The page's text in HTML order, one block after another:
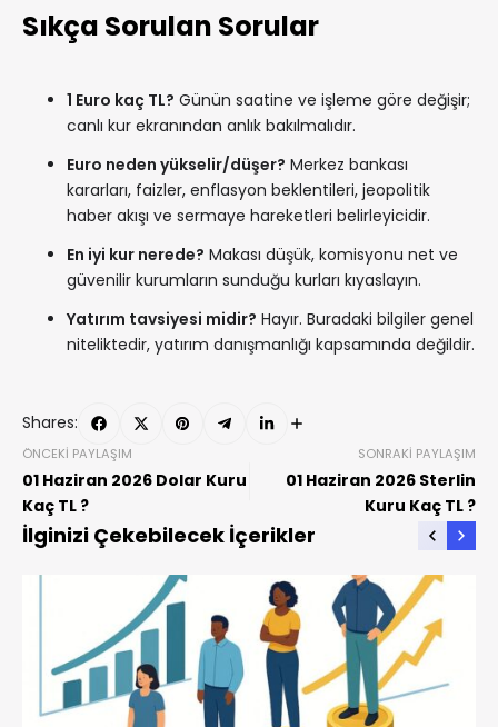
Sıkça Sorulan Sorular
1 Euro kaç TL? Günün saatine ve işleme göre değişir;
canlı kur ekranından anlık bakılmalıdır.
Euro neden yükselir/düşer? Merkez bankası
kararları, faizler, enflasyon beklentileri, jeopolitik
haber akışı ve sermaye hareketleri belirleyicidir.
En iyi kur nerede? Makası düşük, komisyonu net ve
güvenilir kurumların sunduğu kurları kıyaslayın.
Yatırım tavsiyesi midir? Hayır. Buradaki bilgiler genel
niteliktedir, yatırım danışmanlığı kapsamında değildir.
Shares:
ÖNCEKI PAYLAŞIM
01 Haziran 2026 Dolar Kuru
Kaç TL ?
SONRAKI PAYLAŞIM
01 Haziran 2026 Sterlin
Kuru Kaç TL ?
İlginizi Çekebilecek İçerikler